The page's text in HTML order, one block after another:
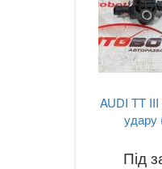
AUDI TT
удару
Під